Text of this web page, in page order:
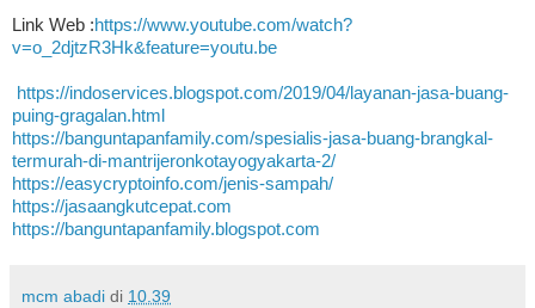
Link Web :https://www.youtube.com/watch?
v=o_2djtzR3Hk&feature=youtu.be
https://indoservices.blogspot.com/2019/04/layanan-jasa-buang-
puing-gragalan.html
https://banguntapanfamily.com/spesialis-jasa-buang-brangkal-
termurah-di-mantrijeronkotayogyakarta-2/
https://easycryptoinfo.com/jenis-sampah/
https://jasaangkutcepat.com
https://banguntapanfamily.blogspot.com
mcm abadi di 10.39